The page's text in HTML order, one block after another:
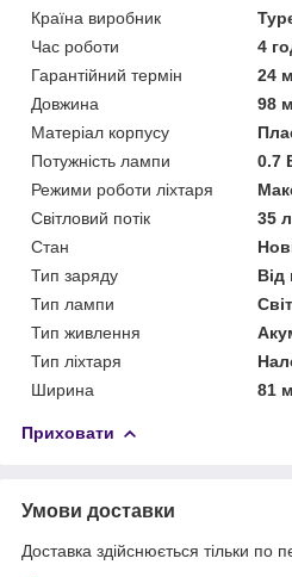
Країна виробник
Час роботи
4
Гарантійний термін
24
Довжина
98
Матеріал корпусу
Потужність лампи
0.7
Режими роботи ліхтаря
Світловий потік
35
Стан
Тип заряду
Від
Тип лампи
Тип живлення
Тип ліхтаря
Ширина
81
Приховати
Умови доставки
Доставка здійснюється тільки по